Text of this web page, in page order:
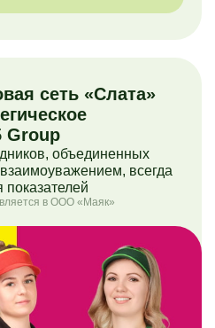
сеть «Слата»
Group
объединенных
всегда
в ООО «Маяк»